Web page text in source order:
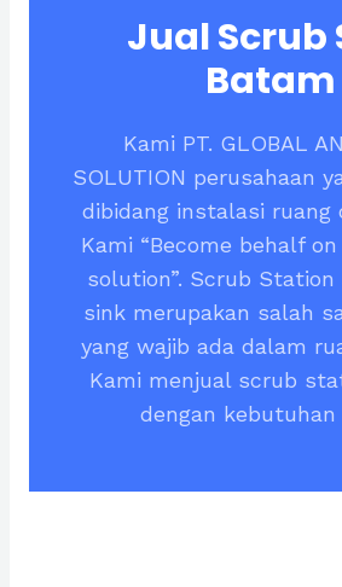
Jual Scrub
Batam
Kami PT. GLOBAL
SOLUTION perusahaan
dibidang instalasi ruang
Kami “Become behalf
solution”. Scrub
sink merupakan salah
yang wajib ada dalam
Kami menjual scrub
dengan